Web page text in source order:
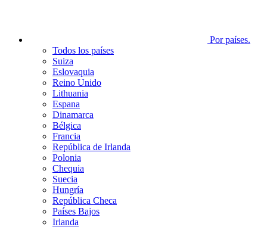
Por países.
Todos los países
Suiza
Eslovaquia
Reino Unido
Lithuania
Espana
Dinamarca
Bélgica
Francia
República de Irlanda
Polonia
Chequia
Suecia
Hungría
República Checa
Países Bajos
Irlanda